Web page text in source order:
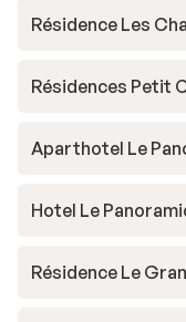
Résidence Les
Résidences Petit
Aparthotel Le
Hotel Le
Résidence Le